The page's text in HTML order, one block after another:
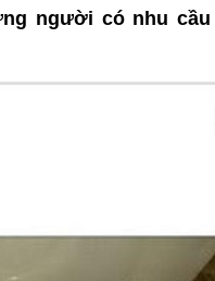
người có nhu